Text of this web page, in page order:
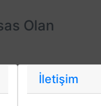
Olan
İletişim